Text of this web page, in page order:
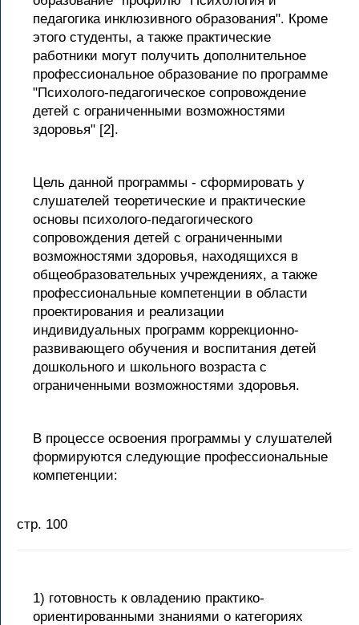
педагогика инклюзивного образования". Кроме
этого студенты, а также практические
работники могут получить дополнительное
профессиональное образование по программе
"Психолого-педагогическое сопровождение
детей с ограниченными возможностями
здоровья" [2].
Цель данной программы - сформировать у
слушателей теоретические и практические
основы психолого-педагогического
сопровождения детей с ограниченными
возможностями здоровья, находящихся в
общеобразовательных учреждениях, а также
профессиональные компетенции в области
проектирования и реализации
индивидуальных программ коррекционно-
развивающего обучения и воспитания детей
дошкольного и школьного возраста с
ограниченными возможностями здоровья.
В процессе освоения программы у слушателей
формируются следующие профессиональные
компетенции:
стр. 100
1) готовность к овладению практико-
ориентированными знаниями о категориях